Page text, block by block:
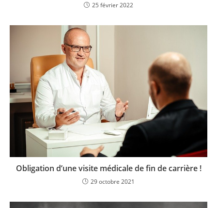
25 février 2022
Obligation d’une visite médicale de fin de carrière !
29 octobre 2021